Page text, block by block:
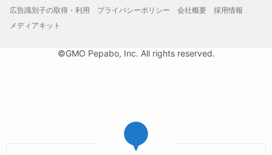
広告識別子の取得・利用
プライバシーポリシー 会社概要
採用情報
メディアキット
©GMO Pepabo, Inc. All rights reserved.